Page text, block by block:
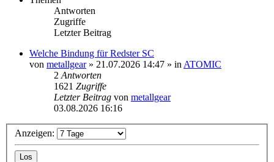
Antworten
Zugriffe
Letzter Beitrag
Welche Bindung für Redster SC
von metallgear» 21.07.2026 14:47 » in ATOMIC
2 Antworten
1621 Zugriffe
Letzter Beitrag von metallgear
03.08.2026 16:16
Anzeigen: